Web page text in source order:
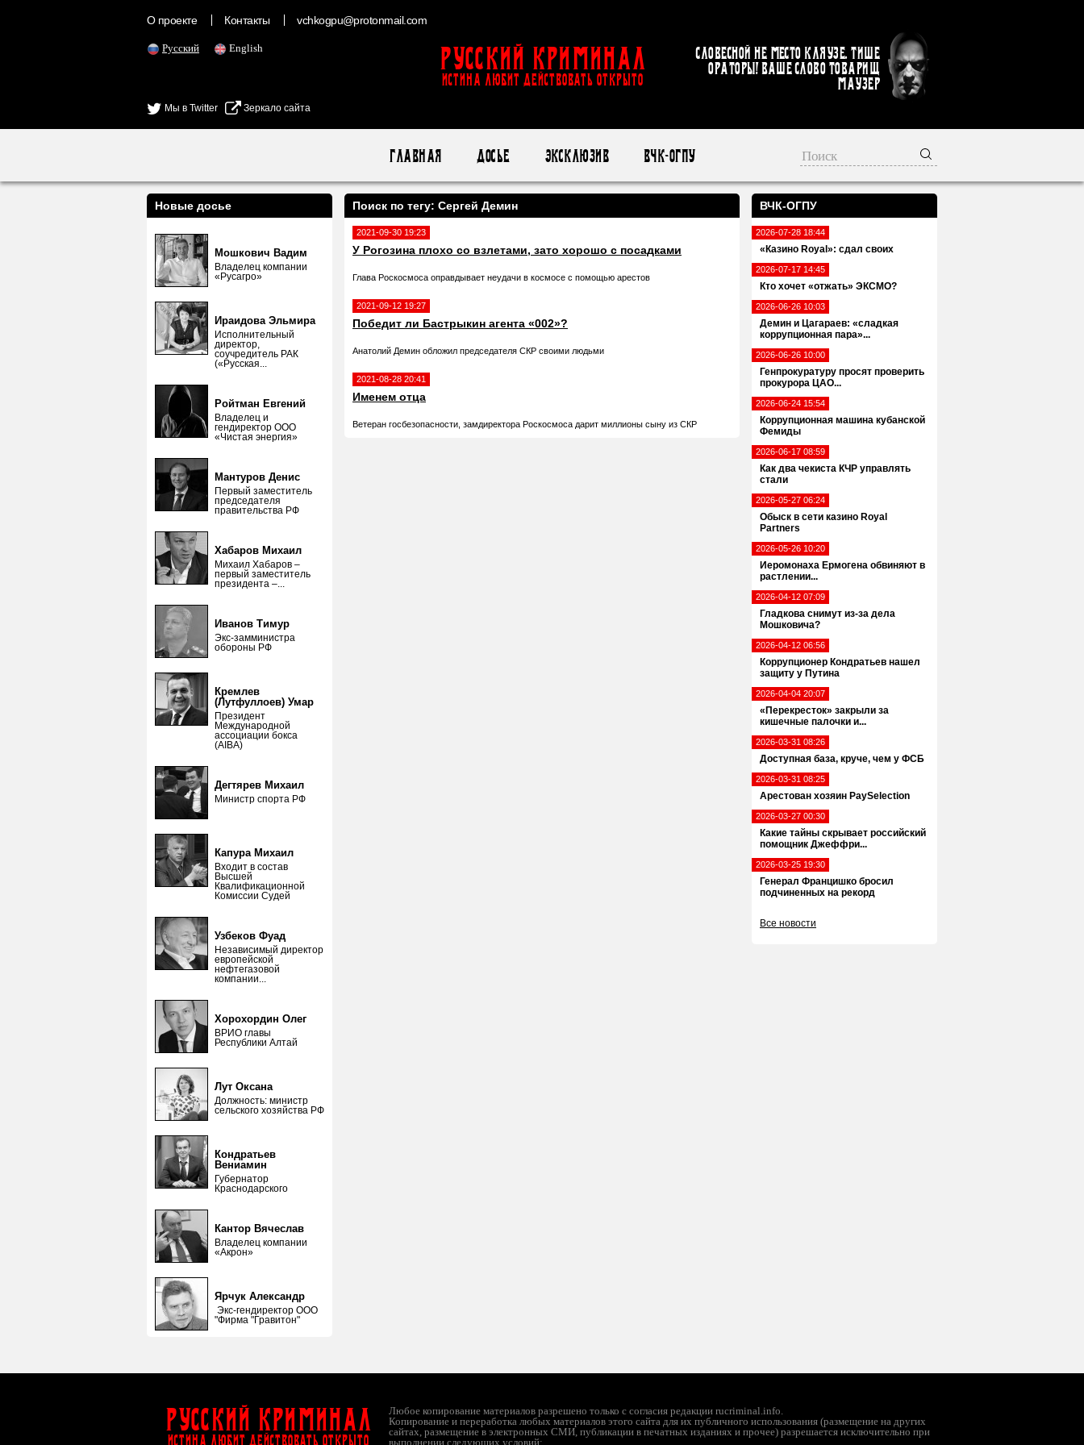
О проекте Контакты vchkogpu@protonmail.com
Русский English
Мы в Twitter Зеркало сайта
Русский Криминал
ИСТИНА ЛЮБИТ ДЕЙСТВОВАТЬ ОТКРЫТО
Словесной не место кляузе. Тише
ораторы! Ваше слово товарищ
Маузер
Главная Досье Эксклюзив ВЧК-ОГПУ
ВЧК-ОГПУ
2026-07-28 18:44
«Казино Royal»: сдал своих
2026-07-17 14:45
Кто хочет «отжать» ЭКСМО?
2026-06-26 10:03
Демин и Цагараев: «сладкая
коррупционная пара»...
2026-06-26 10:00
Генпрокуратуру просят проверить
прокурора ЦАО...
2026-06-24 15:54
Коррупционная машина кубанской
Фемиды
2026-06-17 08:59
Как два чекиста КЧР управлять
стали
2026-05-27 06:24
Обыск в сети казино Royal
Partners
2026-05-26 10:20
Иеромонаха Ермогена обвиняют в
растлении...
2026-04-12 07:09
Гладкова снимут из-за дела
Мошковича?
2026-04-12 06:56
Коррупционер Кондратьев нашел
защиту у Путина
2026-04-04 20:07
«Перекресток» закрыли за
кишечные палочки и...
2026-03-31 08:26
Доступная база, круче, чем у ФСБ
2026-03-31 08:25
Арестован хозяин PaySelection
2026-03-27 00:30
Какие тайны скрывает российский
помощник Джеффри...
2026-03-25 19:30
Генерал Францишко бросил
подчиненных на рекорд
Все новости
Новые досье
Мошкович Вадим
Владелец компании
«Русагро»
Ираидова Эльмира
Исполнительный
директор,
соучредитель РАК
(«Русская...
Ройтман Евгений
Владелец и
гендиректор ООО
«Чистая энергия»
Мантуров Денис
Первый заместитель
председателя
правительства РФ
Хабаров Михаил
Михаил Хабаров –
первый заместитель
президента –...
Иванов Тимур
Экс-замминистра
обороны РФ
Кремлев
(Лутфуллоев) Умар
Президент
Международной
ассоциации бокса
(AIBA)
Дегтярев Михаил
Министр спорта РФ
Капура Михаил
Входит в состав
Высшей
Квалификационной
Комиссии Судей
Узбеков Фуад
Независимый директор
европейской
нефтегазовой
компании...
Хорохордин Олег
ВРИО главы
Республики Алтай
Лут Оксана
Должность: министр
сельского хозяйства РФ
Кондратьев
Вениамин
Губернатор
Краснодарского
Кантор Вячеслав
Владелец компании
«Акрон»
Ярчук Александр
Экс-гендиректор ООО
"Фирма "Гравитон"
Поиск по тегу: Сергей Демин
2021-09-30 19:23
У Рогозина плохо со взлетами, зато хорошо с посадками
Глава Роскосмоса оправдывает неудачи в космосе с помощью арестов
2021-09-12 19:27
Победит ли Бастрыкин агента «002»?
Анатолий Демин обложил председателя СКР своими людьми
2021-08-28 20:41
Именем отца
Ветеран госбезопасности, замдиректора Роскосмоса дарит миллионы сыну из СКР
Русский Криминал
ИСТИНА ЛЮБИТ ДЕЙСТВОВАТЬ ОТКРЫТО
Любое копирование материалов разрешено только с согласия редакции rucriminal.info.
Копирование и переработка любых материалов этого сайта для их публичного использования (размещение на других
сайтах, размещение в электронных СМИ, публикации в печатных изданиях и прочее) разрешается исключительно при
выполнении следующих условий: